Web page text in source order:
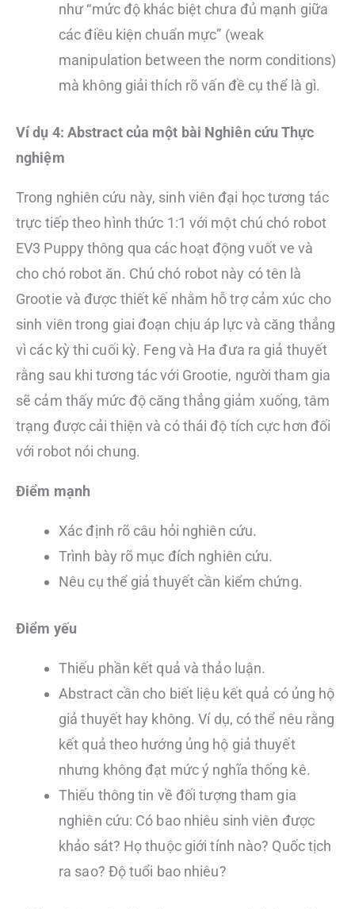
như “mức độ khác biệt chưa đủ mạnh giữa
các điều kiện chuẩn mực” (weak
manipulation between the norm conditions)
mà không giải thích rõ vấn đề cụ thể là gì.
Ví dụ 4: Abstract của một bài Nghiên cứu Thực
nghiệm
Trong nghiên cứu này, sinh viên đại học tương tác
trực tiếp theo hình thức 1:1 với một chú chó robot
EV3 Puppy thông qua các hoạt động vuốt ve và
cho chó robot ăn. Chú chó robot này có tên là
Grootie và được thiết kế nhằm hỗ trợ cảm xúc cho
sinh viên trong giai đoạn chịu áp lực và căng thẳng
vì các kỳ thi cuối kỳ. Feng và Ha đưa ra giả thuyết
rằng sau khi tương tác với Grootie, người tham gia
sẽ cảm thấy mức độ căng thẳng giảm xuống, tâm
trạng được cải thiện và có thái độ tích cực hơn đối
với robot nói chung.
Điểm mạnh
Xác định rõ câu hỏi nghiên cứu.
Trình bày rõ mục đích nghiên cứu.
Nêu cụ thể giả thuyết cần kiểm chứng.
Điểm yếu
Thiếu phần kết quả và thảo luận.
Abstract cần cho biết liệu kết quả có ủng hộ
giả thuyết hay không. Ví dụ, có thể nêu rằng
kết quả theo hướng ủng hộ giả thuyết
nhưng không đạt mức ý nghĩa thống kê.
Thiếu thông tin về đối tượng tham gia
nghiên cứu: Có bao nhiêu sinh viên được
khảo sát? Họ thuộc giới tính nào? Quốc tịch
ra sao? Độ tuổi bao nhiêu?